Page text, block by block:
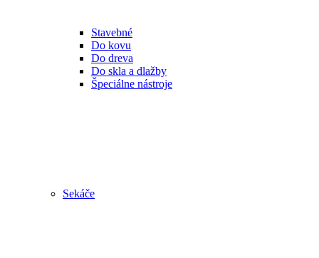
Stavebné
Do kovu
Do dreva
Do skla a dlažby
Špeciálne nástroje
Sekáče